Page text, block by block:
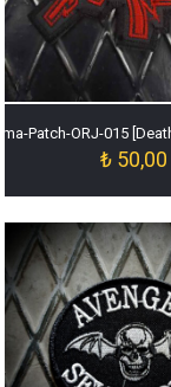
Patch-ORJ-015
₺ 50,00